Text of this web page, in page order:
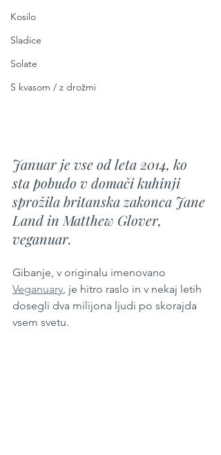
Kosilo
Sladice
Solate
S kvasom / z drožmi
Januar je vse od leta 2014, ko
sta pobudo v domači kuhinji
sprožila britanska zakonca Jane
Land in Matthew Glover,
veganuar.
Gibanje, v originalu imenovano
Veganuary, je hitro raslo in v nekaj letih
dosegli dva milijona ljudi po skorajda
vsem svetu.